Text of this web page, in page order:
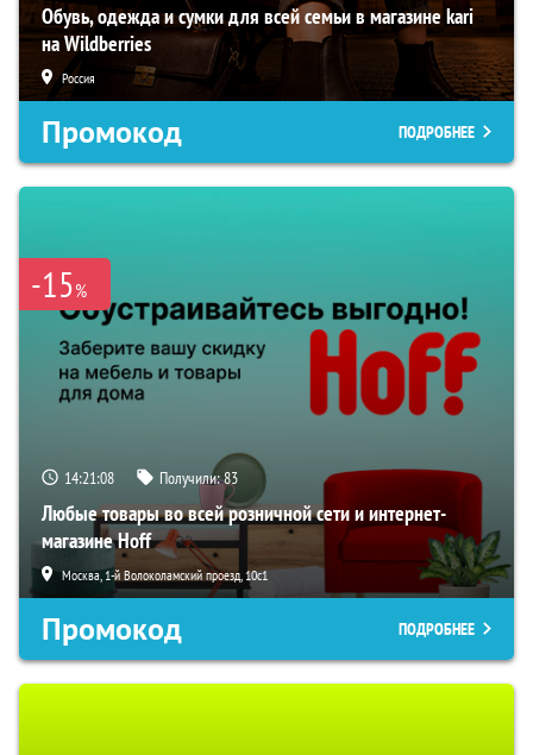
Обувь, одежда и сумки для всей семьи в магазине kari
на Wildberries
Россия
Промокод ПОДРОБНЕЕ
-15%
14:21:07 Получили:83
Любые товары во всей розничной сети и интернет-
магазине Hoff
Москва, 1-й Волоколамский проезд, 10с1
Промокод ПОДРОБНЕЕ